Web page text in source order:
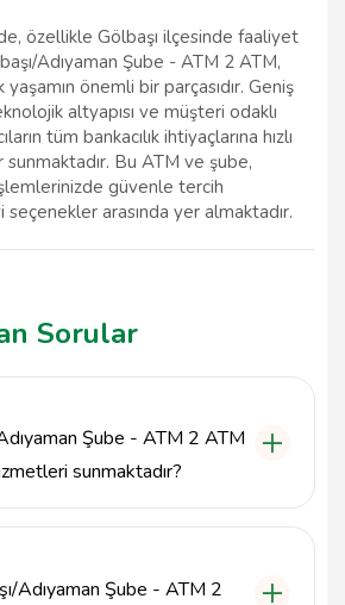
özellikle Gölbaşı ilçesinde faaliyet
Adıyaman Şube - ATM 2 ATM,
önemli bir parçasıdır. Geniş
altyapısı ve müşteri odaklı
tüm bankacılık ihtiyaçlarına hızlı
Bu ATM ve şube,
güvenle tercih
arasında yer almaktadır.
Sorular
Şube - ATM 2 ATM
sunmaktadır?
Adıyaman Şube - ATM 2